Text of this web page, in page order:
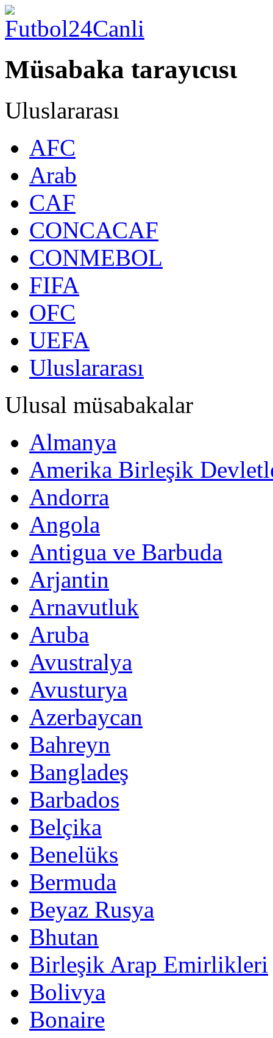
Müsabaka tarayιcιsι
Uluslararası
AFC
Arab
CAF
CONCACAF
CONMEBOL
FIFA
OFC
UEFA
Uluslararası
Ulusal müsabakalar
Almanya
Amerika Birleşik
Andorra
Angola
Antigua ve Barbuda
Arjantin
Arnavutluk
Aruba
Avustralya
Avusturya
Azerbaycan
Bahreyn
Bangladeş
Barbados
Belçika
Benelüks
Bermuda
Beyaz Rusya
Bhutan
Birleşik Arap Emirlikleri
Bolivya
Bonaire